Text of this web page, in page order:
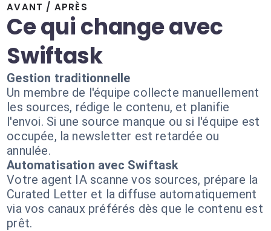
AVANT / APRÈS
Ce qui change avec
Swiftask
Gestion traditionnelle
Un membre de l'équipe collecte manuellement
les sources, rédige le contenu, et planifie
l'envoi. Si une source manque ou si l'équipe est
occupée, la newsletter est retardée ou
annulée.
Automatisation avec Swiftask
Votre agent IA scanne vos sources, prépare la
Curated Letter et la diffuse automatiquement
via vos canaux préférés dès que le contenu est
prêt.